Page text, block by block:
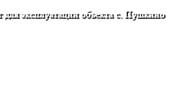
эксплуатации объекта с. Пушкино